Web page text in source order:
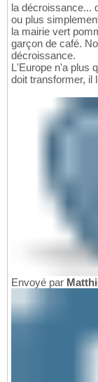
la décroissance...
ou plus
la mairie vert
garçon de café.
décroissance.
L'Europe n'a plus
doit transformer, il
Envoyé par